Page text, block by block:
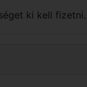
ki kell fizetni.